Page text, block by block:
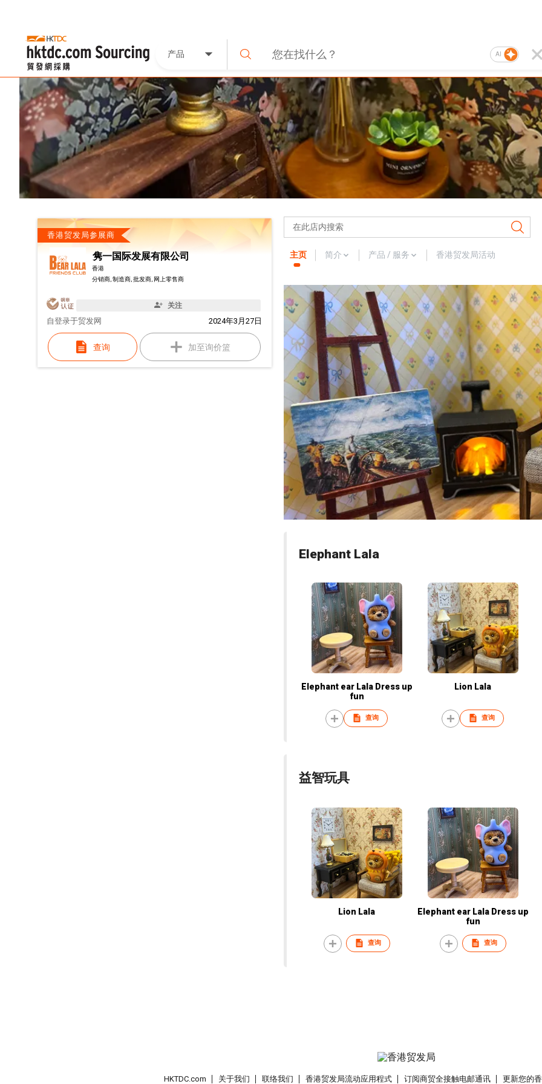
产品 AI
香港贸发局参展商
隽一国际发展有限公司
香港
分销商, 制造商, 批发商, 网上零售商
关注
自 2024年3月27日
登录于贸发网
查询 加至询价篮
主页 简介 产品 / 服务 香港贸发局活动
Elephant Lala
Elephant ear Lala Dress up
fun
查询
Lion Lala
查询
益智玩具
Lion Lala
查询
Elephant ear Lala Dress up
fun
查询
HKTDC.com 关于我们 联络我们 香港贸发局流动应用程式 订阅商贸全接触电邮通讯 更新您的